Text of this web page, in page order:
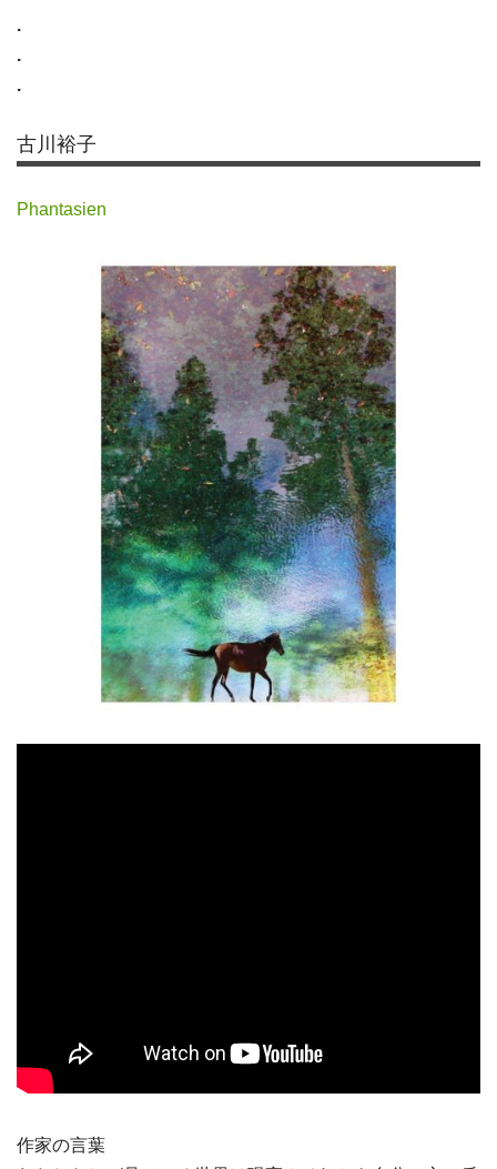
.
.
.
古川裕子
Phantasien
作家の言葉